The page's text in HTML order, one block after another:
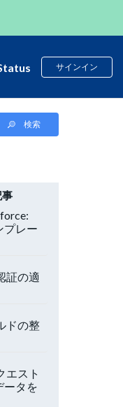
サインイン
事
プレー
証の適
ドの整
エスト
ータを